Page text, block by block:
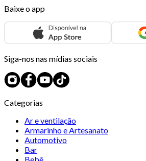
Baixe o app
Siga-nos nas mídias sociais
Categorias
Ar e ventilação
Armarinho e Artesanato
Automotivo
Bar